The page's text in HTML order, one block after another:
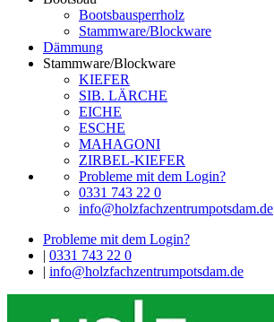
Bootsbausperrholz
Stammware/Blockware
Dämmung
Stammware/Blockware
KIEFER
SIB. LÄRCHE
EICHE
ESCHE
MAHAGONI
ZIRBEL-KIEFER
Probleme mit dem Login?
0331 743 22 0
info@holzfachzentrumpotsdam.de
Probleme mit dem Login?
| 0331 743 22 0
| info@holzfachzentrumpotsdam.de